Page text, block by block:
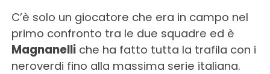
C’è solo un giocatore che era in campo nel
primo confronto tra le due squadre ed è
Magnanelliche ha fatto tutta la trafila con i
neroverdi fino alla massima serie italiana.